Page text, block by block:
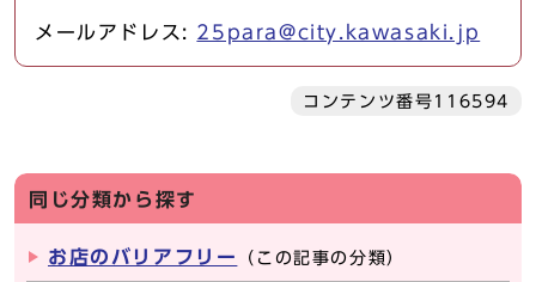
メールアドレス: 25para@city.kawasaki.jp
コンテンツ番号116594
同じ分類から探す
お店のバリアフリー （この記事の分類）